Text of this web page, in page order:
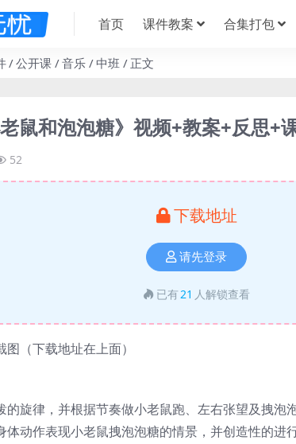
首页 课件教案 合集打包
公开课 音乐 中班 正文
鼠和泡泡糖》视频+教案+反思+
52
下载地址
请先登录
已有21 人解锁查看
（下载地址在上面）
旋律，并根据节奏做小老鼠跑、左右张望及拽泡泡
动作表现小老鼠拽泡泡糖的情景，并创造性的进行